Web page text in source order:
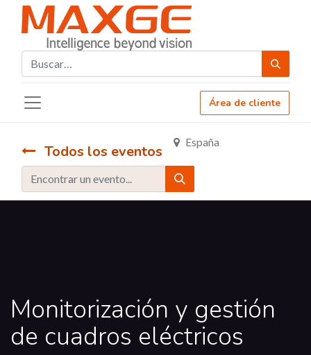
Área de cliente
Todos los eventos
España
Monitorización y gestión
de cuadros eléctricos